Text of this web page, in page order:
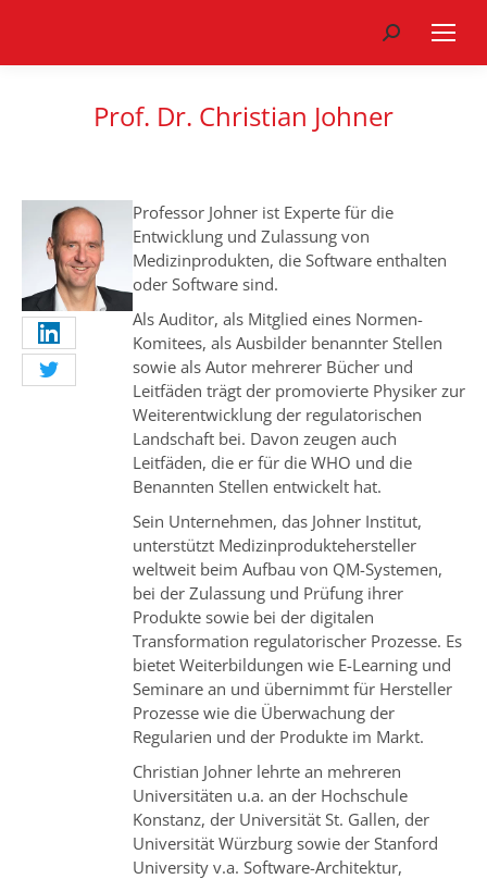
Search:
Prof. Dr. Christian Johner
Professor Johner ist Experte für die
Entwicklung und Zulassung von
Medizinprodukten, die Software enthalten
oder Software sind.
Als Auditor, als Mitglied eines Normen-
Komitees, als Ausbilder benannter Stellen
sowie als Autor mehrerer Bücher und
Leitfäden trägt der promovierte Physiker zur
Weiterentwicklung der regulatorischen
Landschaft bei. Davon zeugen auch
Leitfäden, die er für die WHO und die
Benannten Stellen entwickelt hat.
Sein Unternehmen, das Johner Institut,
unterstützt Medizinproduktehersteller
weltweit beim Aufbau von QM-Systemen,
bei der Zulassung und Prüfung ihrer
Produkte sowie bei der digitalen
Transformation regulatorischer Prozesse. Es
bietet Weiterbildungen wie E-Learning und
Seminare an und übernimmt für Hersteller
Prozesse wie die Überwachung der
Regularien und der Produkte im Markt.
Christian Johner lehrte an mehreren
Universitäten u.a. an der Hochschule
Konstanz, der Universität St. Gallen, der
Universität Würzburg sowie der Stanford
University v.a. Software-Architektur,